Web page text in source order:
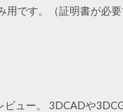
用です。（証明書が必
ュー。 3DCADや